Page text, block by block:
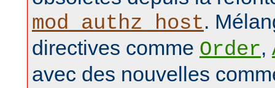
mod_authz_host.
directives comme Order,
avec des nouvelles